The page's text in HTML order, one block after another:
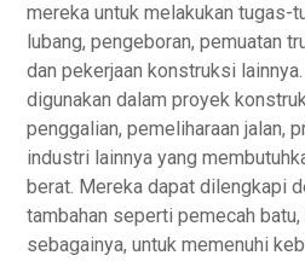
mereka untuk melakukan tugas-
lubang, pengeboran, pemuatan
dan pekerjaan konstruksi
digunakan dalam proyek
penggalian, pemeliharaan jalan,
industri lainnya yang
berat. Mereka dapat dilengkapi
tambahan seperti pemecah
sebagainya, untuk memenuhi